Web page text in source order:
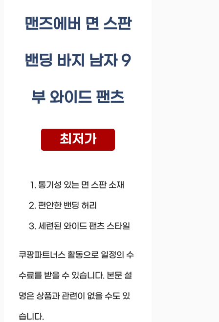
맨즈에버 면 스판
밴딩 바지 남자 9
부 와이드 팬츠
최저가
통기성 있는 면 스판 소재
편안한 밴딩 허리
세련된 와이드 팬츠 스타일
쿠팡파트너스 활동으로 일정의 수
수료를 받을 수 있습니다. 본문 설
명은 상품과 관련이 없을 수도 있
습니다.